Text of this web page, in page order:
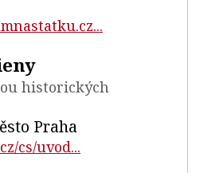
historických
Praha
cs/uvod...